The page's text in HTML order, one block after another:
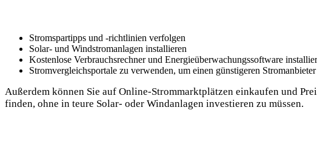
Stromspartipps und -richtlinien verfolgen
Solar- und Windstromanlagen installieren
Kostenlose Verbrauchsrechner und Energieüberwachungssoftware
Stromvergleichsportale zu verwenden, um einen günstigeren
Außerdem können Sie auf Online-Strommarktplätzen einkaufen und
finden, ohne in teure Solar- oder Windanlagen investieren zu müssen.